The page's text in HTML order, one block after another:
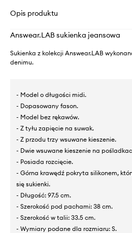
Opis produktu
Answear.LAB sukienka jeansowa
Sukienka z kolekcji Answear.LAB
denimu.
- Model o długości midi.
- Dopasowany fason.
- Model bez rękawów.
- Z tyłu zapięcie na suwak.
- Z przodu trzy wsuwane kieszenie.
- Dwie wsuwane kieszenie na
- Posiada rozcięcie.
- Górna krawędź pokryta silikonem,
się sukienki.
- Długość: 97.5 cm.
- Szerokość pod pachami: 38 cm.
- Szerokość w talii: 33.5 cm.
- Wymiary podane dla rozmiaru: S.